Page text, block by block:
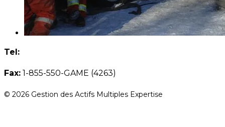
Tel:
Fax: 1-855-550-GAME (4263)
© 2026 Gestion des Actifs Multiples Expertise